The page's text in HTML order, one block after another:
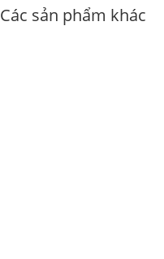
Các sản phẩm khác